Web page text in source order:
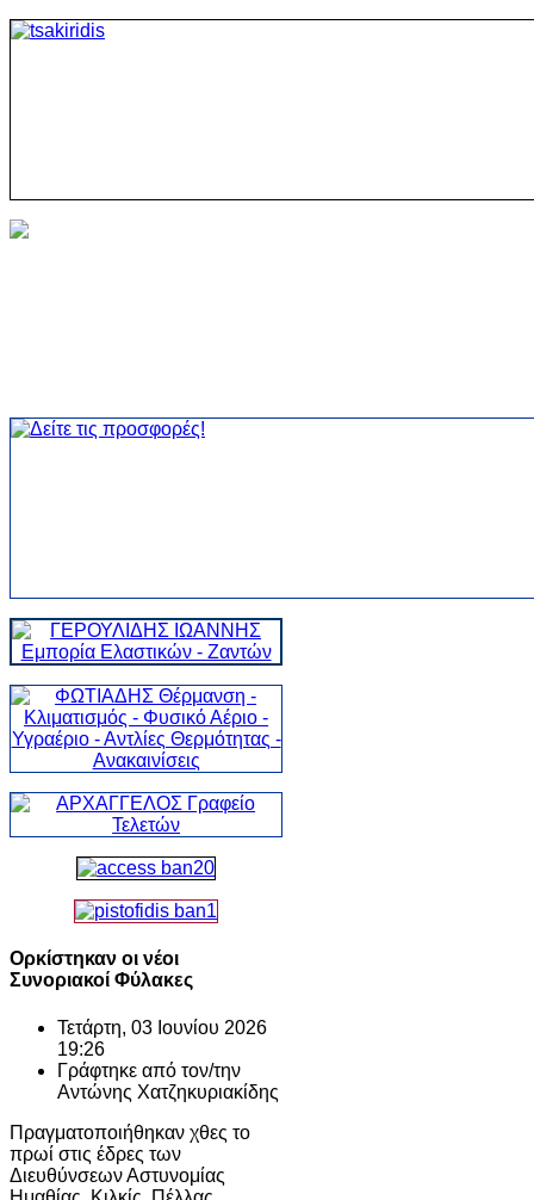
Ορκίστηκαν οι νέοι
Συνοριακοί Φύλακες
Τετάρτη, 03 Ιουνίου 2026
19:26
Γράφτηκε από τον/την
Αντώνης Χατζηκυριακίδης
Πραγματοποιήθηκαν χθες το
πρωί στις έδρες των
Διευθύνσεων Αστυνομίας